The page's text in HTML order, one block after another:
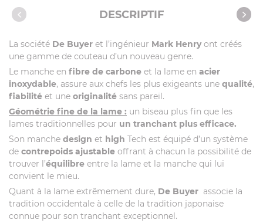
Caractéristiques
DESCRIPTIF
La société De Buyer et l’ingénieur Mark Henryont créés
une gamme de couteau d’un nouveau genre.
Le manche en fibre de carbone et la lame en acier
inoxydable, assure aux chefs les plus exigeants une qualité,
fiabilité et une originalité sans pareil.
Géométrie fine de la lame : un biseau plus fin que les
lames traditionnelles pour un tranchant plus efficace.
Son manche design et high Tech est équipé d’un système
de contrepoids ajustable offrant à chacun la possibilité de
trouver l’équilibre entre la lame et la manche qui lui
convient le mieu.
Quant à la lame extrêmement dure, De Buyer associe la
tradition occidentale à celle de la tradition japonaise
connue pour son tranchant exceptionnel.